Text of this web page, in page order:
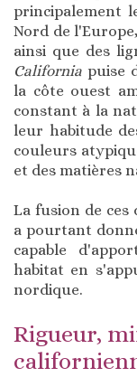
principalement
Nord de
ainsi que des
California puise
la côte ouest
constant à la
leur habitude
couleurs
et des matières
La fusion de ces
a pourtant
capable
habitat en
nordique.
Rigueur,